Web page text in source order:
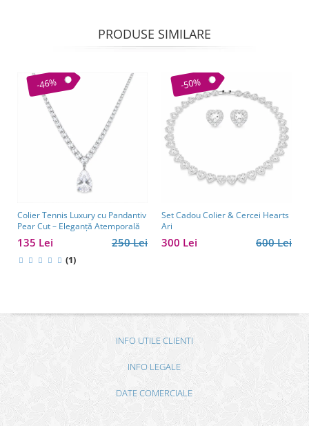
PRODUSE SIMILARE
-46%
Colier Tennis Luxury cu Pandantiv
Pear Cut – Eleganță Atemporală
250 Lei
135 Lei
(1)
-50%
Set Cadou Colier & Cercei Hearts
Ari
600 Lei
300 Lei
INFO UTILE CLIENTI
INFO LEGALE
DATE COMERCIALE